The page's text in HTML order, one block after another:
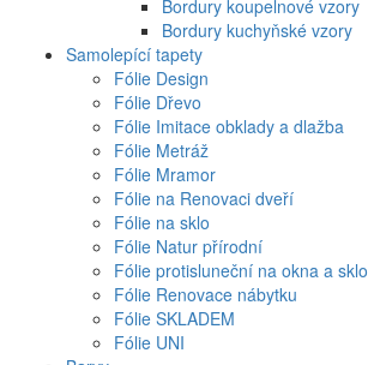
Bordury koupelnové vzory
Bordury kuchyňské vzory
Samolepící tapety
Fólie Design
Fólie Dřevo
Fólie Imitace obklady a dlažba
Fólie Metráž
Fólie Mramor
Fólie na Renovaci dveří
Fólie na sklo
Fólie Natur přírodní
Fólie protisluneční na okna a sklo
Fólie Renovace nábytku
Fólie SKLADEM
Fólie UNI